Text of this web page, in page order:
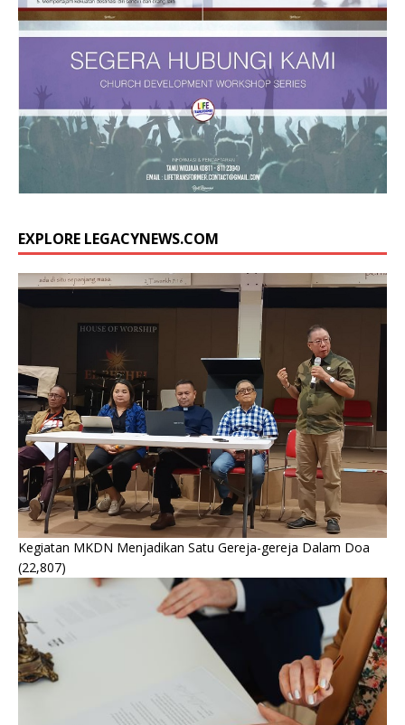
EXPLORE LEGACYNEWS.COM
Kegiatan MKDN Menjadikan Satu Gereja-gereja Dalam Doa
(22,807)